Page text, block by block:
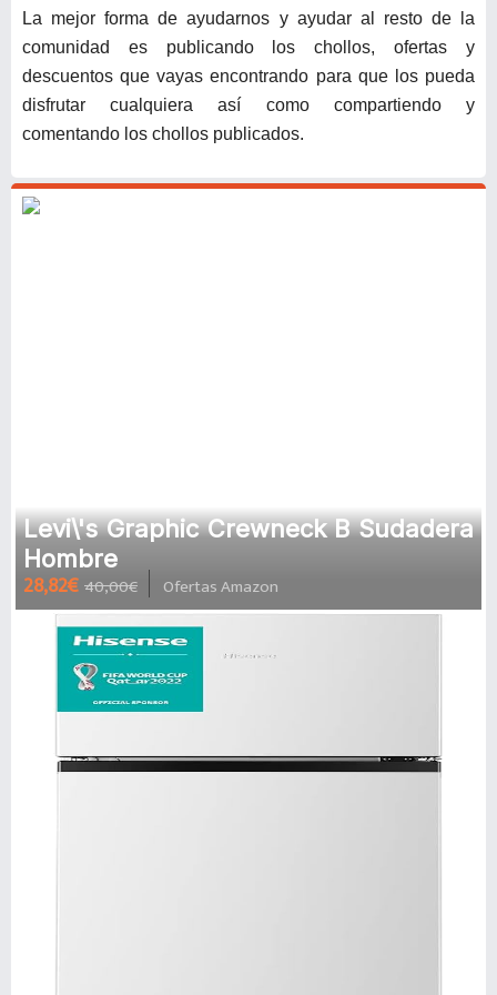
La mejor forma de ayudarnos y ayudar al resto de la
comunidad es publicando los chollos, ofertas y
descuentos que vayas encontrando para que los pueda
disfrutar cualquiera así como compartiendo y
comentando los chollos publicados.
Levi\'s Graphic Crewneck B Sudadera
Hombre
28,82€ 40,00€ Ofertas Amazon